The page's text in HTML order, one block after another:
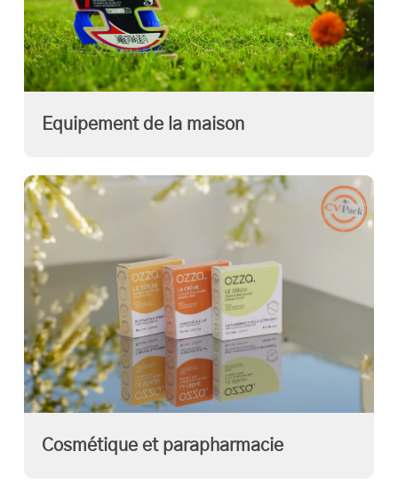
Equipement de la maison
Cosmétique et parapharmacie